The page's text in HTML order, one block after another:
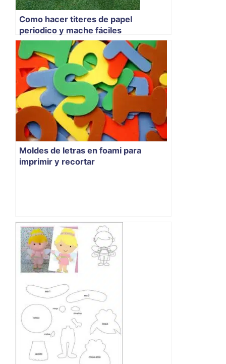
Como hacer titeres de papel
periodico y mache fáciles
Moldes de letras en foami para
imprimir y recortar